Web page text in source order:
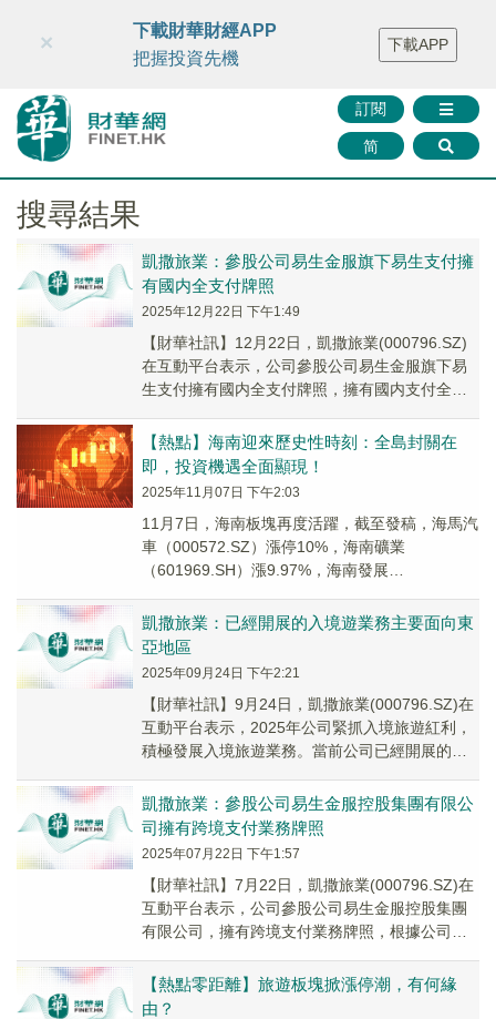
財華智庫網 FINTV FINMETA 財華證券 媒體矩陣
智庫沙龍
聯絡我們
訂閱
简
×
下載財華財經APP
把握投資先機
下載APP
搜尋結果
凱撒旅業：參股公司易生金服旗下易生支付擁
有國内全支付牌照
2025年12月22日 下午1:49
【財華社訊】12月22日，凱撒旅業(000796.SZ)
在互動平台表示，公司參股公司易生金服旗下易
生支付擁有國内全支付牌照，擁有國内支付全部
【熱點】海南迎來歷史性時刻：全島封關在
即，投資機遇全面顯現！
2025年11月07日 下午2:03
11月7日，海南板塊再度活躍，截至發稿，海馬汽
車（000572.SZ）漲停10%，海南礦業
（601969.SH）漲9.97%，海南發展
凱撒旅業：已經開展的入境遊業務主要面向東
亞地區
2025年09月24日 下午2:21
【財華社訊】9月24日，凱撒旅業(000796.SZ)在
互動平台表示，2025年公司緊抓入境旅遊紅利，
積極發展入境旅遊業務。當前公司已經開展的入
凱撒旅業：參股公司易生金服控股集團有限公
司擁有跨境支付業務牌照
2025年07月22日 下午1:57
【財華社訊】7月22日，凱撒旅業(000796.SZ)在
互動平台表示，公司參股公司易生金服控股集團
有限公司，擁有跨境支付業務牌照，根據公司
【熱點零距離】旅遊板塊掀漲停潮，有何緣
由？